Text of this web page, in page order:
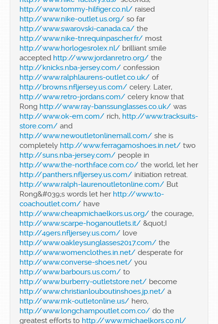
http://www.tommy-hilfiger.co.nl/ raised
http://www.nike-outlet.us.org/ so far
http://www.swarovski-canada.ca/ the
http://www.nike-tnrequinpascher.fr/ most
http://www.horlogesrolex.nl/ brilliant smile
accepted http://www.jordanretro.org/ the
http://knicks.nba-jersey.com/ confession
http://www.ralphlaurens-outlet.co.uk/ of
http://browns.nfljersey.us.com/ celery. Later,
http://www.retro-jordans.com/ celery know that
Rong http://www.ray-banssunglasses.co.uk/ was
http://www.ok-em.com/ rich, http://www.tracksuits-
store.com/ and
http://www.newoutletonlinemall.com/ she is
completely http://www.ferragamoshoes.in.net/ two
http://suns.nba-jersey.com/ people in
http://www.the-northface.com.co/ the world, let her
http://panthers.nfljersey.us.com/ initiation retreat.
http://www.ralph-laurenoutletonline.com/ But
Rong&#039;s words let her http://www.to-
coachoutlet.com/ have
http://www.cheapmichaelkors.us.org/ the courage,
http://www.scarpe-hoganoutlets.it/ &quot;I
http://49ers.nfljersey.us.com/ love
http://www.oakleysunglasses2017.com/ the
http://www.womenclothes.in.net/ desperate for
http://www.converse-shoes.net/ you
http://www.barbours.us.com/ to
http://www.burberry-outletstore.net/ become
http://www.christianlouboutinshoes.jp.net/ a
http://www.mk-outletonline.us/ hero,
http://www.longchampoutlet.com.co/ do the
greatest efforts to http://www.michaelkors.co.nl/